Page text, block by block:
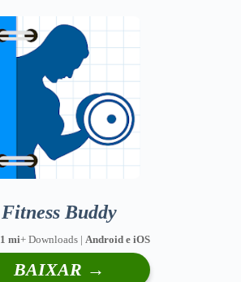
Fitness Buddy
1 mi+ Downloads | Android e iOS
BAIXAR →